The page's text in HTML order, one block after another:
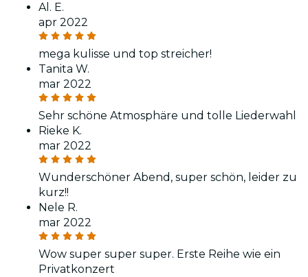
Al. E.
apr 2022
mega kulisse und top streicher!
Tanita W.
mar 2022
Sehr schöne Atmosphäre und tolle Liederwahl
Rieke K.
mar 2022
Wunderschöner Abend, super schön, leider zu
kurz!!
Nele R.
mar 2022
Wow super super super. Erste Reihe wie ein
Privatkonzert